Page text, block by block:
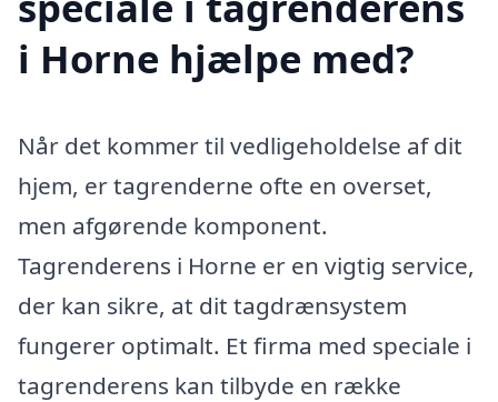
i Horne hjælpe med?
Når det kommer til vedligeholdelse af dit
hjem, er tagrenderne ofte en overset,
men afgørende komponent.
Tagrenderens i Horne er en vigtig service,
der kan sikre, at dit tagdrænsystem
fungerer optimalt. Et firma med speciale i
tagrenderens kan tilbyde en række